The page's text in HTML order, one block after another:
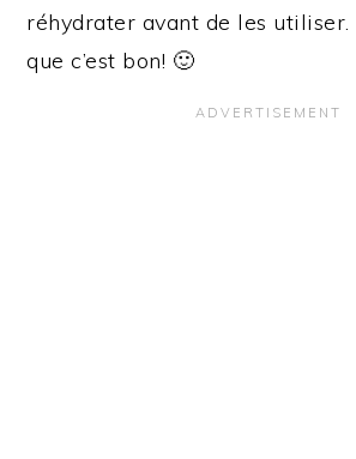
réhydrater avant de les utiliser.
que c’est bon! 🙂